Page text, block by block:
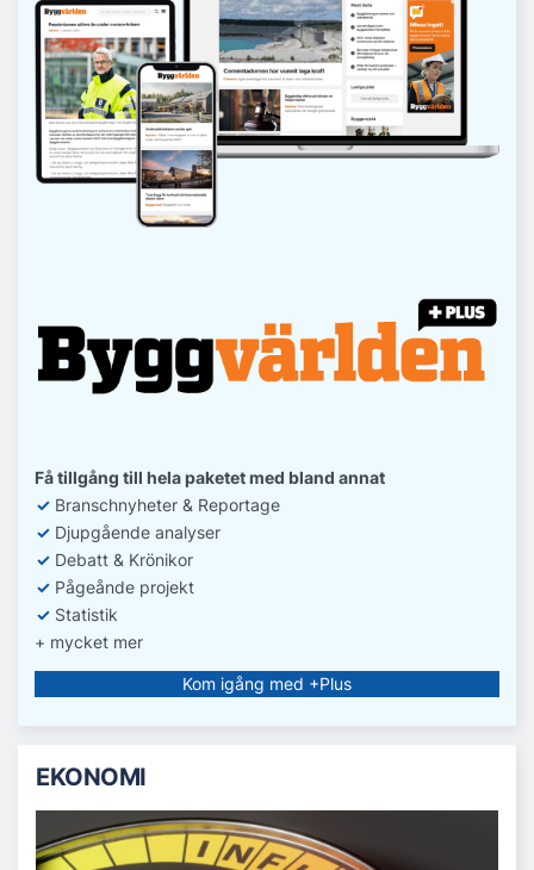
Få tillgång till hela paketet med bland annat
✓ Branschnyheter & Reportage
✓ Djupgående analyser
✓ Debatt & Krönikor
✓ Pågeånde projekt
✓ Statistik
+ mycket mer
Kom igång med +Plus
EKONOMI